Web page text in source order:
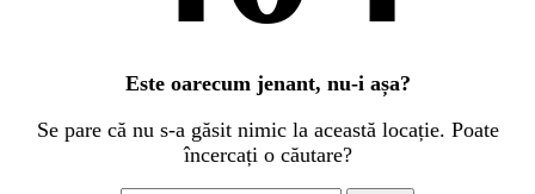
Este oarecum jenant, nu-i așa?
Se pare că nu s-a găsit nimic la această locație. Poate
încercați o căutare?